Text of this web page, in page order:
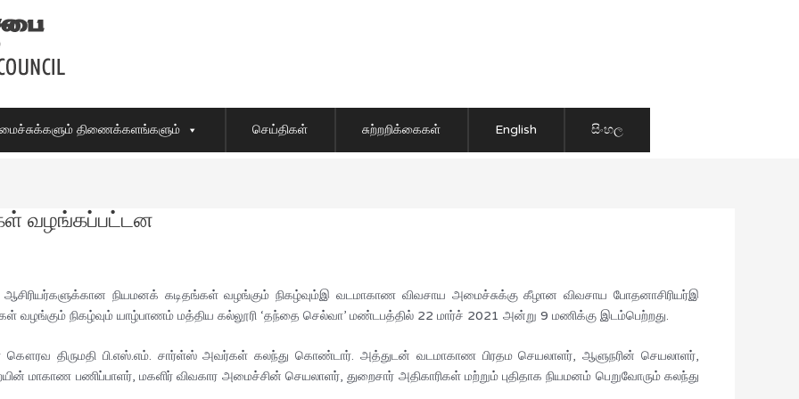
திணைக்களங்களும் செய்திகள் சுற்றறிக்கைகள் English සිංහල
வழங்கப்பட்டன
நியமனக் கடிதங்கள் வழங்கும் நிகழ்வும்இ வடமாகாண விவசாய அமைச்சுக்கு கீழான விவசாய போதனாசிரியர்இ
வழங்கும் நிகழ்வும் யாழ்பாணம் மத்திய கல்லூரி ‘தந்தை செல்வா’ மண்டபத்தில் 22 மார்ச் 2021 அன்று 9 மணிக்கு இடம்பெற்றது.
திருமதி பி.எஸ்.எம். சார்ள்ஸ் அவர்கள் கலந்து கொண்டார். அத்துடன் வடமாகாண பிரதம செயலாளர், ஆளுநரின் செயலாளர்,
மாகாண பணிப்பாளர், மகளிர் விவகார அமைச்சின் செயலாளர், துறைசார் அதிகாரிகள் மற்றும் புதிதாக நியமனம் பெறுவோரும் கலந்து